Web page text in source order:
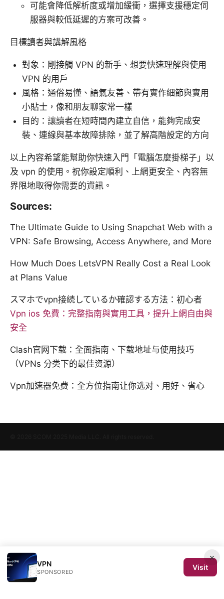
可能會降低解析度或增加緩衝，選擇支援穩定伺
服器與較低延遲的方案可改善。
目標讀者與講解風格
對象：剛接觸 VPN 的新手、想要快速理解與使用
VPN 的用戶
風格：通俗易懂、語氣友善、帶有實作細節與實用
小貼士，像和朋友聊家常一樣
目的：讓讀者在短時間內建立自信，能夠完成安
裝、連線與基本故障排除，並了解高階設定的方向
以上內容希望能幫助你快速入門「電腦怎麼掛梯子」以
及 vpn 的使用。祝你設定順利、上網更安全、內容無
界限地取得你需要的資訊。
Sources:
The Ultimate Guide to Using Snapchat Web with a
VPN: Safe Browsing, Access Anywhere, and More
How Much Does LetsVPN Really Cost a Real Look
at Plans Value
スマホでvpn接続しているか確認する方法：初心者
Vpn ios 免費：完整指南與實用工具，提升上網自由與
安全
Clash官网下载：全面指南、下载地址与使用技巧
（VPNs 分类下的最佳资源）
Vpn加速器免费：全方位指南让你选对、用好、省心
×
VPN
SPONSORED
Visit